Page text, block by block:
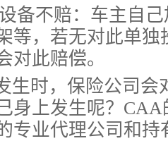
备不赔：车主自
等，若无对此单
对此赔偿。
生时，保险公司会
身上发生呢？
专业代理公司和